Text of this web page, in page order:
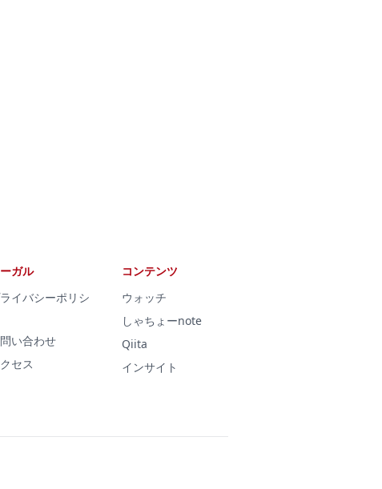
ガル
イバシーポリシ
い合わせ
セス
コンテンツ
ウォッチ
しゃちょーnote
Qiita
インサイト